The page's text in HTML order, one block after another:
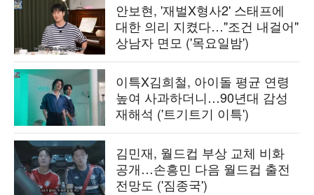
안보현, '재벌X형사2' 스태프에
대한 의리 지켰다…"조건 내걸어"
상남자 면모 ('목요일밤')
이특X김희철, 아이돌 평균 연령
높여 사과하더니…90년대 감성
재해석 ('트기트기 이특')
김민재, 월드컵 부상 교체 비화
공개…손흥민 다음 월드컵 출전
전망도 ('짐종국')